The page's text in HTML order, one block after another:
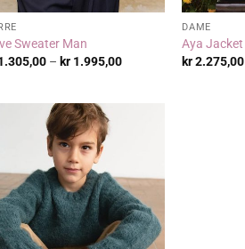
Sweater Man
– kr 1.995,00Prisområde:
DAME
Aya Jacket
kr2.275,00